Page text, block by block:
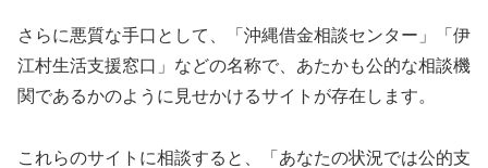
さらに悪質な手口として、「沖縄借金相談センター」「伊
江村生活支援窓口」などの名称で、あたかも公的な相談機
関であるかのように見せかけるサイトが存在します。
これらのサイトに相談すると、「あなたの状況では公的支